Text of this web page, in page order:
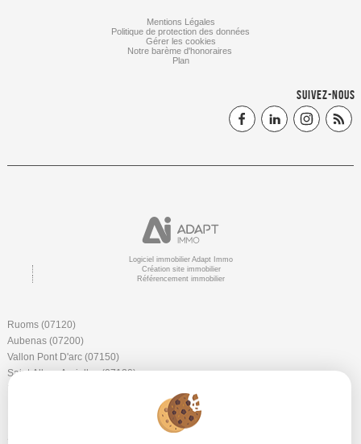
Mentions Légales
Politique de protection des données
Gérer les cookies
Notre barème d'honoraires
Plan
SUIVEZ-NOUS
Logiciel immobilier Adapt Immo
Création site immobilier
Référencement immobilier
Ruoms (07120)
Aubenas (07200)
Vallon Pont D'arc (07150)
Saint Alban Auriolles (07120)
Lachapelle Sous Aubenas (07200)